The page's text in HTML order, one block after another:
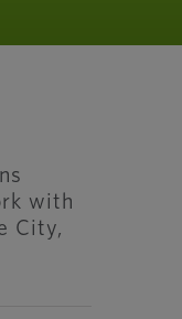
with
City,